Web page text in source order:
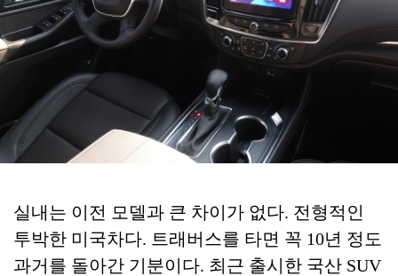
실내는 이전 모델과 큰 차이가 없다. 전형적인
투박한 미국차다. 트래버스를 타면 꼭 10년 정도
과거를 돌아간 기분이다. 최근 출시한 국산 SUV